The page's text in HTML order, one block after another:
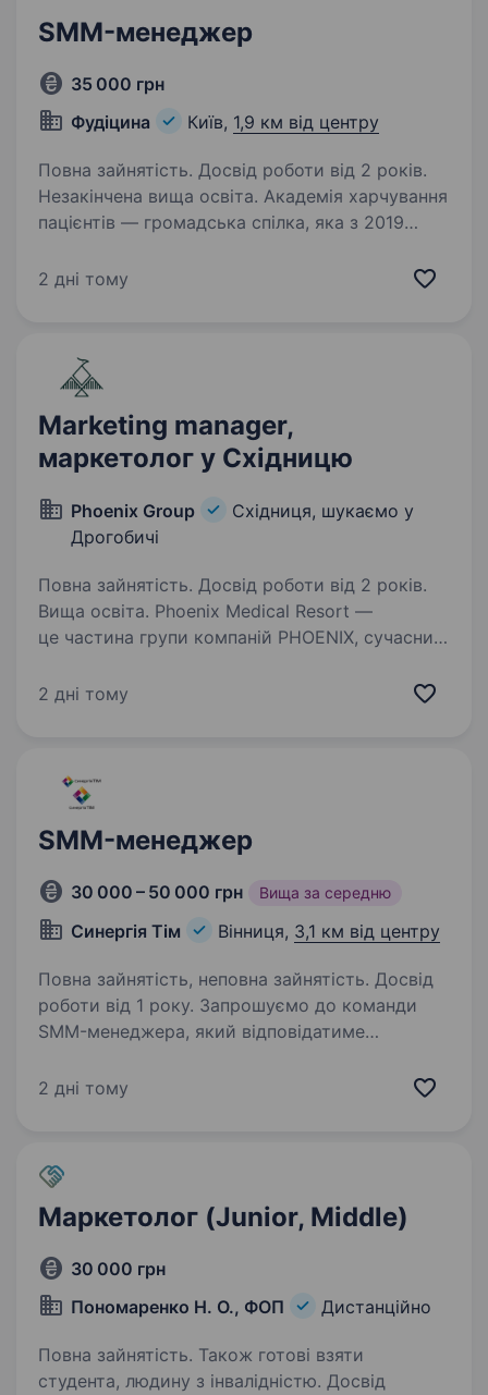
SMM-менеджер
35 000 грн
Фудіцина
Київ, 1,9 км від центру
Повна зайнятість. Досвід роботи від 2 років.
Незакінчена вища освіта. Академія харчування
пацієнтів — громадська спілка, яка з 2019
України. Ми об'єднуємо понад 100 експертів
2 дні тому
Marketing manager,
маркетолог у Східницю
Phoenix Group
Східниця, шукаємо у
Дрогобичі
Повна зайнятість. Досвід роботи від 2 років.
Вища освіта. Phoenix Medical Resort —
це частина групи компаній PHOENIX, сучасний
формату, розташований у передгір'ї Карпат
2 дні тому
SMM-менеджер
30 000 – 50 000 грн Вища за середню
Синергія Тім Вінниця, 3,1 км від центру
Повна зайнятість, неповна зайнятість. Досвід
роботи від 1 року. Запрошуємо до команди
SMM-менеджера, який відповідатиме
чотирьох закладів та координуватиме
розважальний…
2 дні тому
Маркетолог (Junior, Middle)
30 000 грн
Пономаренко Н. О., ФОП
Дистанційно
Повна зайнятість. Також готові взяти
студента, людину з інвалідністю. Досвід